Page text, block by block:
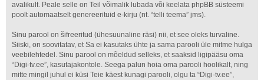
avalikult. Peale selle on Teil võimalik lubada või keelata phpBB süsteemi
poolt automaatselt genereerituid e-kirju (nt. “telli teema” jms).
Sinu parool on šifreeritud (ühesuunaline räsi) nii, et see oleks turvaline.
Siiski, on soovitatav, et Sa ei kasutaks ühte ja sama parooli üle mitme hulga
veebilehtedel. Sinu parool on mõeldud selleks, et saaksid ligipääsu oma
“Digi-tv.ee”, kasutajakontole. Seega palun hoia oma parooli hoolikalt, ning
mitte mingil juhul ei küsi Teie käest kunagi parooli, olgu ta “Digi-tv.ee”,